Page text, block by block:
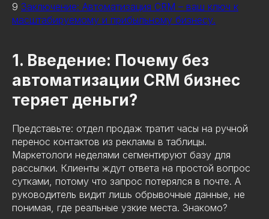
9 Заключение: Автоматизация CRM – ваш ключ к
масштабируемому и прибыльному бизнесу.
1. Введение: Почему без
автоматизации CRM бизнес
теряет деньги?
Представьте: отдел продаж тратит часы на ручной
перенос контактов из рекламы в таблицы.
Маркетологи неделями сегментируют базу для
рассылки. Клиенты ждут ответа на простой вопрос
сутками, потому что запрос потерялся в почте. А
руководитель видит лишь обрывочные данные, не
понимая, где реальные узкие места. Знакомо?